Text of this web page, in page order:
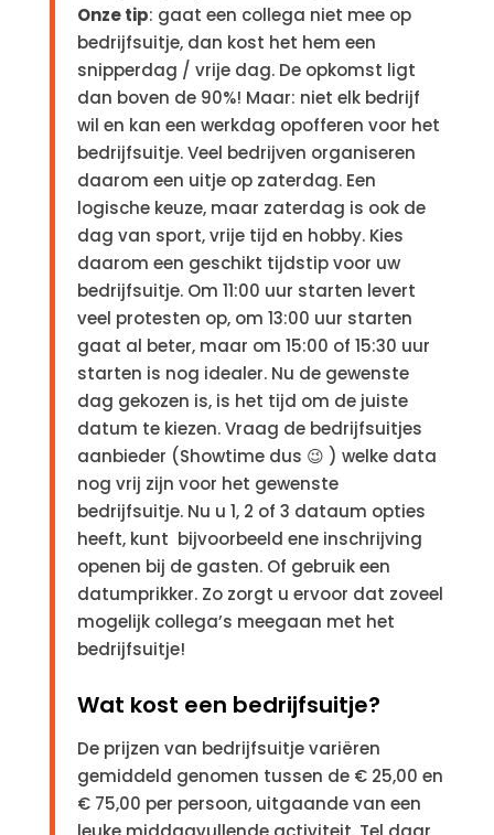
Onze tip: gaat een collega niet mee op
bedrijfsuitje, dan kost het hem een
snipperdag / vrije dag. De opkomst ligt
dan boven de 90%! Maar: niet elk bedrijf
wil en kan een werkdag opofferen voor het
bedrijfsuitje. Veel bedrijven organiseren
daarom een uitje op zaterdag. Een
logische keuze, maar zaterdag is ook de
dag van sport, vrije tijd en hobby. Kies
daarom een geschikt tijdstip voor uw
bedrijfsuitje. Om 11:00 uur starten levert
veel protesten op, om 13:00 uur starten
gaat al beter, maar om 15:00 of 15:30 uur
starten is nog idealer. Nu de gewenste
dag gekozen is, is het tijd om de juiste
datum te kiezen. Vraag de bedrijfsuitjes
aanbieder (Showtime dus 😉 ) welke data
nog vrij zijn voor het gewenste
bedrijfsuitje. Nu u 1, 2 of 3 dataum opties
heeft, kunt bijvoorbeeld ene inschrijving
openen bij de gasten. Of gebruik een
datumprikker. Zo zorgt u ervoor dat zoveel
mogelijk collega’s meegaan met het
bedrijfsuitje!
Wat kost een bedrijfsuitje?
De prijzen van bedrijfsuitje variëren
gemiddeld genomen tussen de € 25,00 en
€ 75,00 per persoon, uitgaande van een